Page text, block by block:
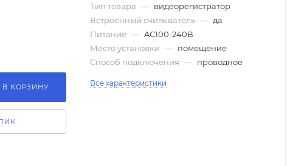
В КОРЗИНУ
Тип товара — видеорегистратор
Встроенный считыватель — да
Питание — AC100-240В
Место установки — помещение
Способ подключения — проводное
Все характеристики